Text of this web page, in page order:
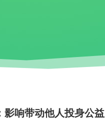
影响带动他人投身公益